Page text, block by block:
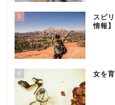
3
スピ
情報
4 女を